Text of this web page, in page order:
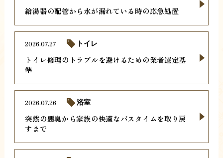
給湯器の配管から水が漏れている時の応急処置
トイレ修理のトラブルを避けるための業者選定基
準
2026.07.27 トイレ
突然の悪臭から家族の快適なバスタイムを取り戻
すまで
2026.07.26 浴室